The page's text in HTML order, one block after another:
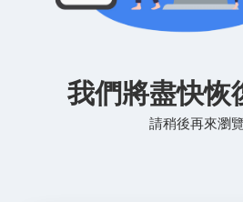
我們將盡快恢
請稍後再來瀏覽